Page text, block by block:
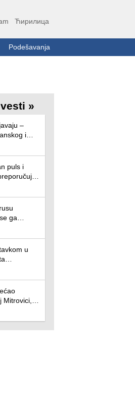
Ћирилица
Podešavanja
»
–
i
puls i
10 minuta
ga
do kraja
u
Mitrovici,
opštine